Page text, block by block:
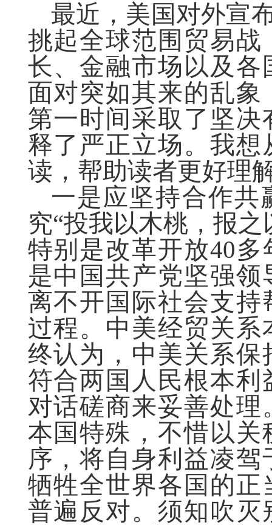
最近，美国对外宣
挑起全球范围贸易
长、金融市场以及
面对突如其来的乱
第一时间采取了坚
释了严正立场。我
读，帮助读者更好理
一是应坚持合作共
究“投我以木桃，报
特别是改革开放40
是中国共产党坚强
离不开国际社会支
过程。中美经贸关
终认为，中美关系
符合两国人民根本
对话磋商来妥善处
本国特殊，不惜以
序，将自身利益凌
牺牲全世界各国的
普遍反对。须知吹